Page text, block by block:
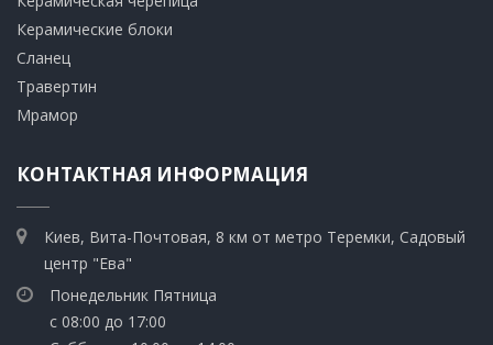
​Керамические блоки
​Сланец
Травертин​
​Мрамор
КОНТАКТНАЯ ИНФОРМАЦИЯ
Киев, Вита-Почтовая, 8 км от метро Теремки, Садовый
центр "Ева"
Понедельник Пятница
с 08:00 до 17:00